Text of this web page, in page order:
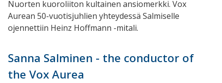
Nuorten kuoroliiton kultainen ansiomerkki. Vox
Aurean 50-vuotisjuhlien yhteydessä Salmiselle
ojennettiin Heinz Hoffmann -mitali.
Sanna Salminen - the conductor of
the Vox Aurea